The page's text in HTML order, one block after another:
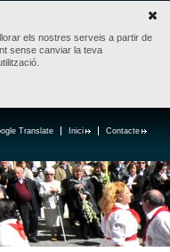
els nostres serveis a partir de
sense canviar la teva
Contacte
Inici
Translate